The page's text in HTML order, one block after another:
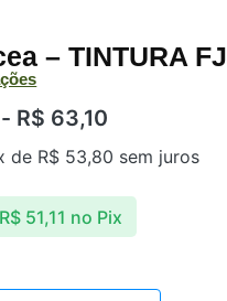
– TINTURA FJ
- R$ 63,10
de R$ 53,80 sem juros
R$51,11 no Pix